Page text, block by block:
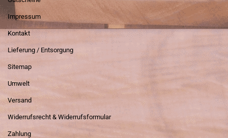
Impressum
Kontakt
Lieferung / Entsorgung
Sitemap
Umwelt
Versand
Widerrufsrecht & Widerrufsformular
Zahlung